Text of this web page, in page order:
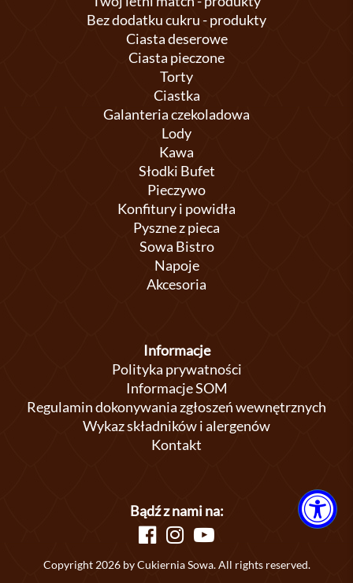
Bez dodatku cukru - produkty
Ciasta deserowe
Ciasta pieczone
Torty
Ciastka
Galanteria czekoladowa
Lody
Kawa
Słodki Bufet
Pieczywo
Konfitury i powidła
Pyszne z pieca
Sowa Bistro
Napoje
Akcesoria
Informacje
Polityka prywatności
Informacje SOM
Regulamin dokonywania zgłoszeń wewnętrznych
Wykaz składników i alergenów
Kontakt
Bądź z nami na:
Copyright 2026 by Cukiernia Sowa. All rights reserved.